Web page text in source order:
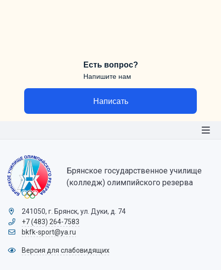
Есть вопрос?
Напишите нам
Написать
Брянское государственное училище
(колледж) олимпийского резерва
241050, г. Брянск, ул. Дуки, д. 74
+7 (483) 264-7583
bkfk-sport@ya.ru
Версия для слабовидящих